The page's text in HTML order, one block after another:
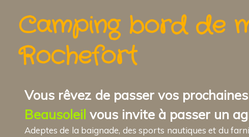
Camping bord de
Rochefort
Vous rêvez de passer vos
Beausoleil vous invite à passer un
Adeptes de la baignade, des sports nautiques et du